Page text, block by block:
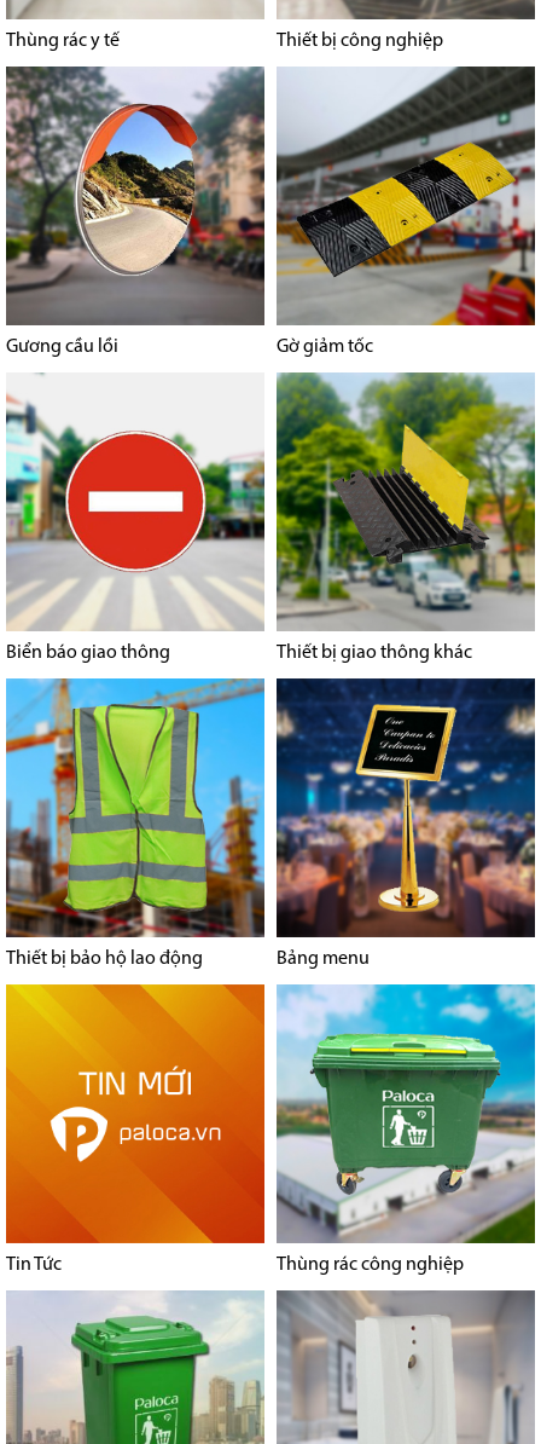
Thùng rác y tế Thiết bị công nghiệp
Gương cầu lồi Gờ giảm tốc
Biển báo giao thông Thiết bị giao thông khác
Thiết bị bảo hộ lao động Bảng menu
Tin Tức Thùng rác công nghiệp